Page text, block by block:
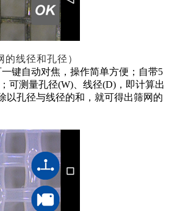
的线径和孔径 ）
一键自动对焦，操作简单方便 ； 自带5
可测量孔径(W)、线径(D)，即计算出
以孔径与线径的和，就可得出筛网的